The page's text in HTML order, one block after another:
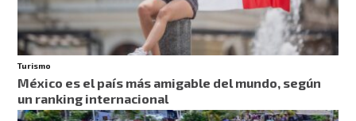
Turismo
México es el país más amigable del mundo, según
un ranking internacional